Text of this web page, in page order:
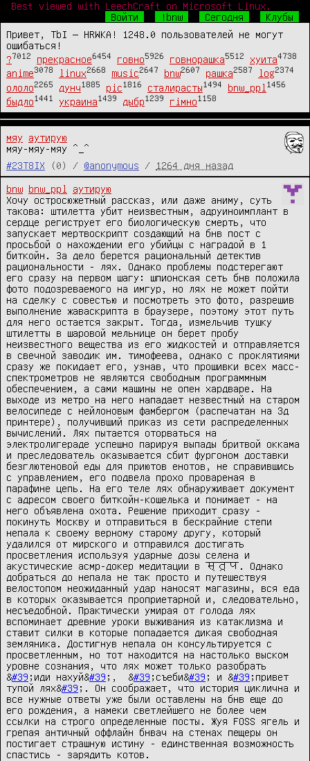
Best viewed with LeechCraft on Microsoft Linux.
Войти
!bnw Сегодня
Клубы
Привет, TbI — HRWKA! 1248.0 пользователей не могут
ошибаться!
?7012 прекрасное6454 говно5926 говнорашка5512 хуита4738
anime3078 linux2668 music2647 bnw2607 рашка2587 log2374
ололо2265 дунч1885 pic1816 сталирасты1494 bnw_ppl 1456
быдло1441 украина1439 дыбр1239 гімно1158
мяу
аутирую
мяу-мяу-мяу ^_^
#23T8IX
(0) / @anonymous / 1264 дня назад
bnw bnw_ppl
аутирую
Хочу остросюжетный рассказ, или даже аниму, суть
такова: штилетта убит неизвестным, адруиноимплант в
сердце региструет его биологическую смерть, что
запускает мертвоскрипт создающий на бнв пост с
просьбой о нахождении его убийцы с наградой в 1
биткойн. За дело берется рациональный детектив
рациональности - лях. Однако проблемы подстерегают
его сразу на первом шагу: шпионская сеть бнв положила
фото подозреваемого на имгур, но лях не может пойти
на сделку с совестью и посмотреть это фото, разрешив
выполнение жаваскрипта в браузере, поэтому этот путь
для него остается закрыт. Тогда, измельчив тушку
штилетты в шаровой мельнице он берет пробу
неизвестного вещества из его жидкостей и отправляется
в свечной заводик им. тимофеева, однако с проклятиями
сразу же покидает его, узнав, что прошивки всех масс-
спектрометров не являются свободным программным
обеспечением, а сами машины не опен хардваре. На
выходе из метро на него нападает незвестный на старом
велосипеде c нейлоновым фамбергом (распечатан на 3д
принтере), получивший приказ из сети распределенных
вычислений. Лях пытается оторваться на
электролигераде успешно парируя выпады бритвой оккама
и преследователь оказывается сбит фургоном доставки
безглютеновой еды для приютов енотов, не справившись
с управлением, его подвела прохо провареная в
парафине цепь. На его теле лях обнаруживает документ
с адресом своего биткойн-кошелька и понимает - на
него объявлена охота. Решение приходит сразу -
покинуть Москву и отправиться в бескрайние степи
непала к своему верному старому другу, который
удалился от мирского и отправился достигать
просветления используя ударные дозы селена и
акустические асмр-докер медитации в स्तूप. Однако
добраться до непала не так просто и путешествуя
велостопом неожиданный удар наносят магазины, вся еда
в которых оказывается проприетарной и, следовательно,
несъедобной. Практически умирая от голода лях
вспоминает древние уроки выживания из катаклизма и
ставит силки в которые попадается дикая свободная
земляника. Достигнув непала он консультируется с
просветленным, но тот находится на настолько выском
уровне сознания, что лях может только разобрать
&#39 ;иди нахуй&#39 ;,  &#39 ;съеби&#39 ; и &#39 ;привет
тупой лях&#39 ;. Он соображает, что история циклична и
все нужные ответы уже были оставлены на бнв еще до
его рождения, а намеки светлейшего не более чем
ссылки на строго определенные посты. Жуя FOSS ягель и
грепая античный оффлайн бнвач на стенах пещеры он
постигает страшную истину - единственная возможность
спастись - зарядить котов.